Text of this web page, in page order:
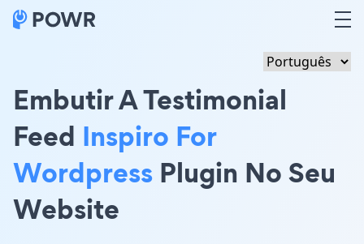
Embutir A Testimonial
Feed Inspiro For
Wordpress Plugin No Seu
Website